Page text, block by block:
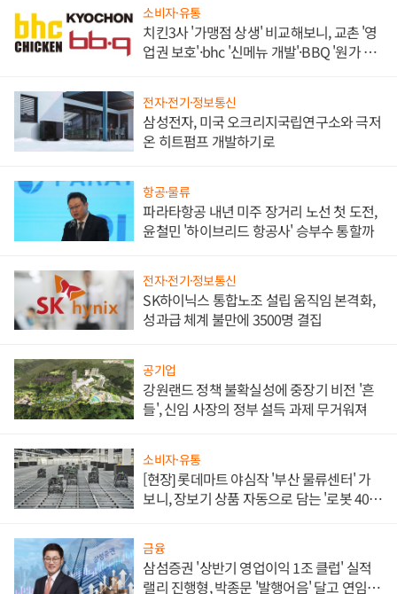
소비자·유통
치킨3사 '가맹점 상생' 비교해보니, 교촌 '영
업권 보호'·bhc '신메뉴 개발'·BBQ '원가 부
전자·전기·정보통신
삼성전자, 미국 오크리지국립연구소와 극저
온 히트펌프 개발하기로
항공·물류
파라타항공 내년 미주 장거리 노선 첫 도전,
윤철민 '하이브리드 항공사' 승부수 통할까
전자·전기·정보통신
SK하이닉스 통합노조 설립 움직임 본격화,
성과급 체계 불만에 3500명 결집
공기업
강원랜드 정책 불확실성에 중장기 비전 '흔
들', 신임 사장의 정부 설득 과제 무거워져
소비자·유통
[현장] 롯데마트 야심작 '부산 물류센터' 가
보니, 장보기 상품 자동으로 담는 '로봇 400
금융
삼섬증권 '상반기 영업이익 1조 클럽' 실적
랠리 진행형, 박종문 '발행어음' 달고 연임 향